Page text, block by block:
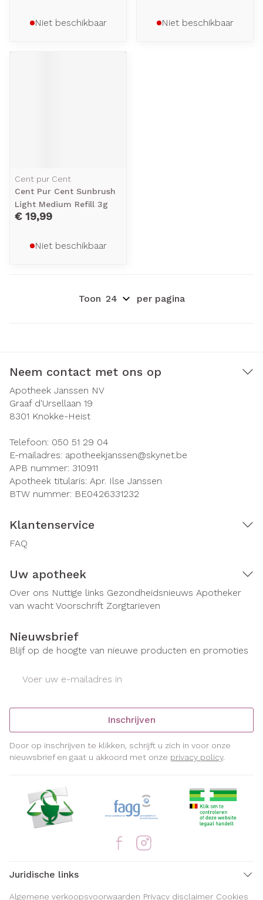
Niet beschikbaar Niet beschikbaar
Cent pur Cent
Cent Pur Cent Sunbrush
Light Medium Refill 3g
€ 19,99
Niet beschikbaar
Toon per pagina
Neem contact met ons op
Apotheek Janssen NV
Graaf d'Ursellaan 19
8301 Knokke-Heist
Telefoon: 050 51 29 04
E-mailadres: apotheekjanssen@skynet.be
APB nummer: 310911
Apotheek titularis: Apr. Ilse Janssen
BTW nummer: BE0426331232
Klantenservice
FAQ
Uw apotheek
Over ons Nuttige links Gezondheidsnieuws Apotheker
van wacht Voorschrift Zorgtarieven
Nieuwsbrief
Blijf op de hoogte van nieuwe producten en promoties
Inschrijven
Door op inschrijven te klikken, schrijft u zich in voor onze
nieuwsbrief en gaat u akkoord met onze privacy policy.
Juridische links
Algemene verkoopsvoorwaarden Privacy disclaimer Cookies